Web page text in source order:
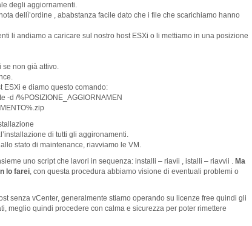
degli aggiornamenti.
dellì’ordine , ababstanza facile dato che i file che scarichiamo hanno
li andiamo a caricare sul nostro host ESXi o li mettiamo in una posizione
se non già attivo.
ESXi e diamo questo comando:
-d /%POSIZIONE_AGGIORNAMEN
di tutti gli aggironamenti.
stato di maintenance, riavviamo le VM.
uno script che lavori in sequenza: installi – riavii , istalli – riavvii . Ma
lo farei, con questa procedura abbiamo visione di eventuali problemi o
senza vCenter, generalmente stiamo operando su licenze free quindi gli
meglio quindi procedere con calma e sicurezza per poter rimettere